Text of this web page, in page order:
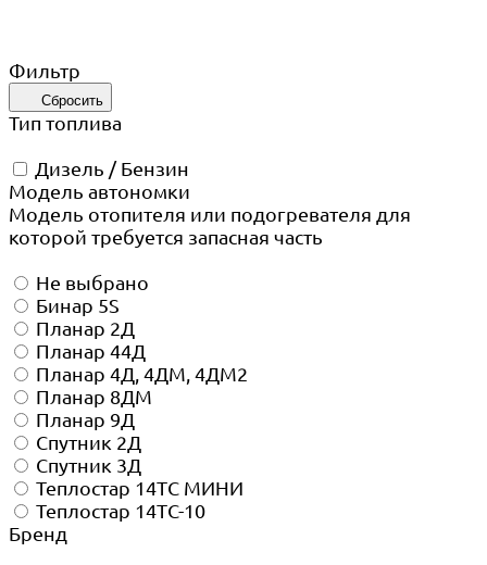
Фильтр
Сбросить
Тип топлива
Дизель / Бензин
Модель автономки
Модель отопителя или подогревателя для
которой требуется запасная часть
Не выбрано
Бинар 5S
Планар 2Д
Планар 44Д
Планар 4Д, 4ДМ, 4ДМ2
Планар 8ДМ
Планар 9Д
Спутник 2Д
Спутник 3Д
Теплостар 14ТС МИНИ
Теплостар 14ТС-10
Бренд